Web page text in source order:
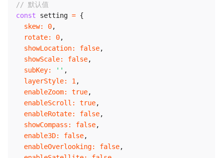
// 默认值
const setting = {
skew: 0,
rotate: 0,
showLocation: false,
showScale: false,
subKey: '' ,
layerStyle: 1 ,
enableZoom: true,
enableScroll : true,
enableRotate: false,
showCompass : false,
enable3D: false,
enableOverlooking: false,